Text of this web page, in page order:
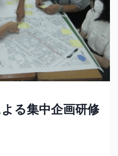
る集中企画研修